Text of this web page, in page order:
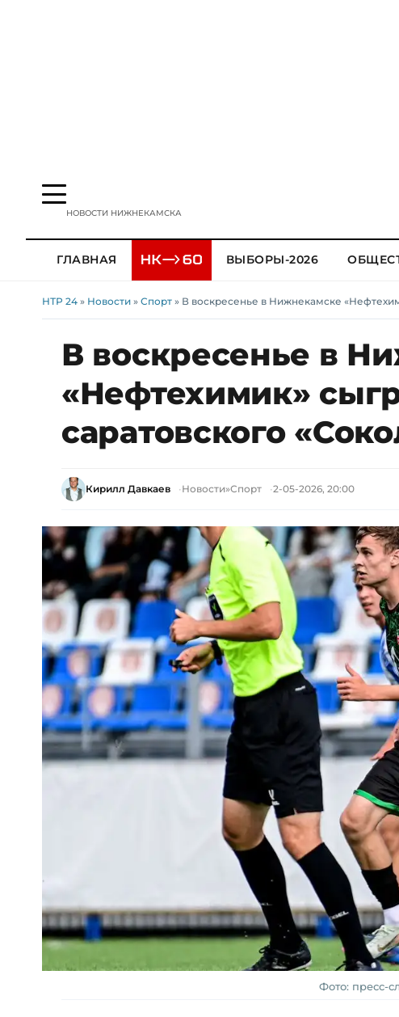
НОВОСТИ НИЖНЕКАМСКА
ГЛАВНАЯ ВЫБОРЫ-2026
НТР 24 » Новости » Спорт » В воскресенье в Нижнекамске
В воскресенье в
«Нефтехимик»
саратовского
Кирилл Давкаев Новости»Спорт 2-05-2026, 20:00
Фото: пресс-